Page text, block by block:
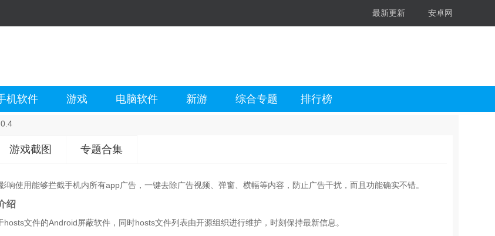
最新更新 安卓网
机软件 游戏 电脑软件 新游 综合专题 排行榜
游戏截图 专题合集
响使用能够拦截手机内所有app广告，一键去除广告视频、弹窗、横幅等内容，防止广告干扰，而且功能确实不错。
绍
hosts文件的Android屏蔽软件，同时hosts文件列表由开源组织进行维护，时刻保持最新信息。